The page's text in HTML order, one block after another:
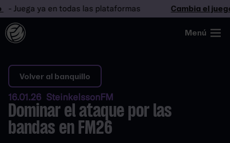
ya en todas las plataformas Cambia el juego -
Menú
Volver al banquillo
16.01.26 SteinkelssonFM
Dominar el ataque por las
bandas en FM26